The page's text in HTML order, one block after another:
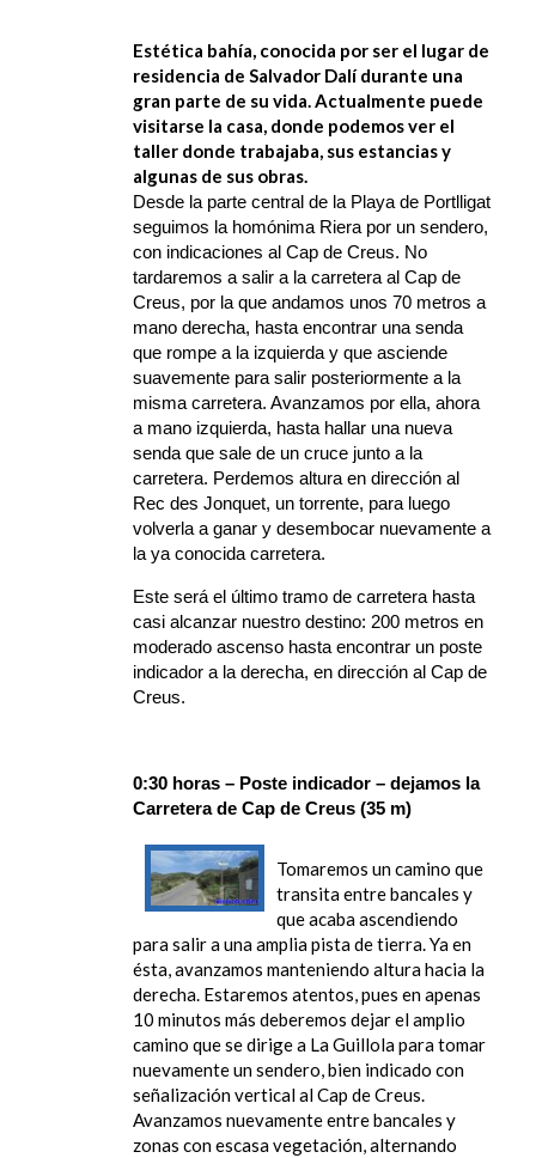
Estética bahía, conocida por ser el lugar de
residencia de Salvador Dalí durante una
gran parte de su vida. Actualmente puede
visitarse la casa, donde podemos ver el
taller donde trabajaba, sus estancias y
algunas de sus obras.
Desde la parte central de la Playa de Portlligat
seguimos la homónima Riera por un sendero,
con indicaciones al Cap de Creus. No
tardaremos a salir a la carretera al Cap de
Creus, por la que andamos unos 70 metros a
mano derecha, hasta encontrar una senda
que rompe a la izquierda y que asciende
suavemente para salir posteriormente a la
misma carretera. Avanzamos por ella, ahora
a mano izquierda, hasta hallar una nueva
senda que sale de un cruce junto a la
carretera. Perdemos altura en dirección al
Rec des Jonquet, un torrente, para luego
volverla a ganar y desembocar nuevamente a
la ya conocida carretera.
Este será el último tramo de carretera hasta
casi alcanzar nuestro destino: 200 metros en
moderado ascenso hasta encontrar un poste
indicador a la derecha, en dirección al Cap de
Creus.
0:30 horas – Poste indicador – dejamos la
Carretera de Cap de Creus (35 m)
Tomaremos un camino que
transita entre bancales y
que acaba ascendiendo
para salir a una amplia pista de tierra. Ya en
ésta, avanzamos manteniendo altura hacia la
derecha. Estaremos atentos, pues en apenas
10 minutos más deberemos dejar el amplio
camino que se dirige a La Guillola para tomar
nuevamente un sendero, bien indicado con
señalización vertical al Cap de Creus.
Avanzamos nuevamente entre bancales y
zonas con escasa vegetación, alternando